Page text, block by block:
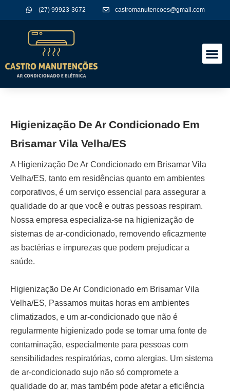
(27) 99923-3672 castromanutencoes@gmail.com
Higienização De Ar Condicionado Em
Brisamar Vila Velha/ES
A Higienização De Ar Condicionado em Brisamar Vila
Velha/ES, tanto em residências quanto em ambientes
corporativos, é um serviço essencial para assegurar a
qualidade do ar que você e outras pessoas respiram.
Nossa empresa especializa-se na higienização de
sistemas de ar-condicionado, removendo eficazmente
as bactérias e impurezas que podem prejudicar a
saúde.
Higienização De Ar Condicionado em Brisamar Vila
Velha/ES, Passamos muitas horas em ambientes
climatizados, e um ar-condicionado que não é
regularmente higienizado pode se tornar uma fonte de
contaminação, especialmente para pessoas com
sensibilidades respiratórias, como alergias. Um sistema
de ar-condicionado sujo não só compromete a
qualidade do ar, mas também pode afetar a eficiência